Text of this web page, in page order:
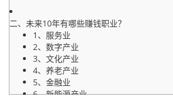
二、未来10年有哪些赚钱职业？
1、服务业
2、数字产业
3、文化产业
4、养老产业
5、金融业
6、新能源产业